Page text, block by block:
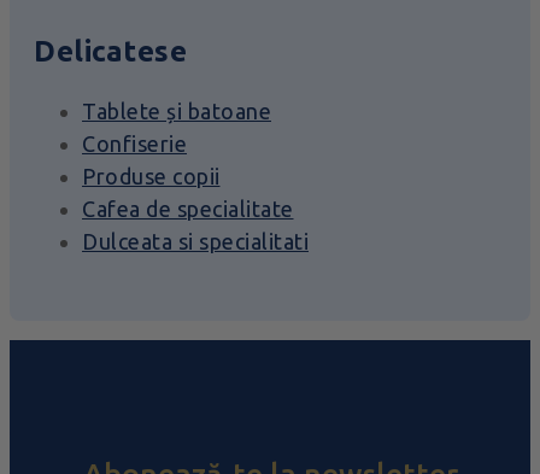
Delicatese
Tablete și batoane
Confiserie
Produse copii
Cafea de specialitate
Dulceata si specialitati